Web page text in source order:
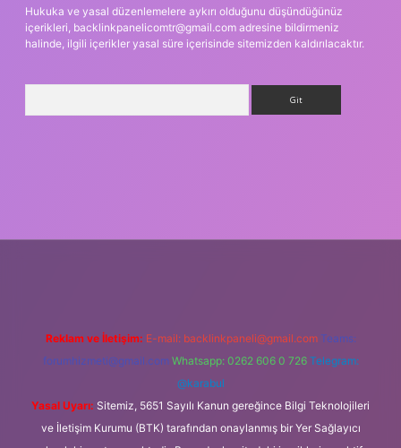
Hukuka ve yasal düzenlemelere aykırı olduğunu düşündüğünüz
içerikleri, backlinkpanelicomtr@gmail.com adresine bildirmeniz
halinde, ilgili içerikler yasal süre içerisinde sitemizden kaldırılacaktır.
Reklam ve İletişim: E-mail: backlinkpaneli@gmail.com Teams:
forumhizmeti@gmail.com Whatsapp: 0262 606 0 726 Telegram:
@karabul
Yasal Uyarı: Sitemiz, 5651 Sayılı Kanun gereğince Bilgi Teknolojileri
ve İletişim Kurumu (BTK) tarafından onaylanmış bir Yer Sağlayıcı